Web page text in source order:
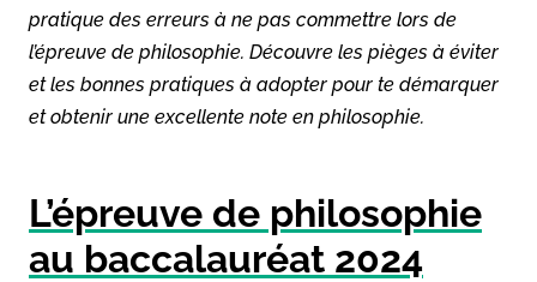
pratique des erreurs à ne pas commettre lors de
l’épreuve de philosophie. Découvre les pièges à éviter
et les bonnes pratiques à adopter pour te démarquer
et obtenir une excellente note en philosophie.
L’épreuve de philosophie
au baccalauréat 2024